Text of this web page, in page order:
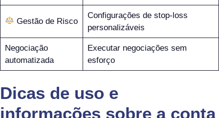
Gestão de Risco
Configurações de stop-loss
personalizáveis
Negociação
automatizada
Executar negociações sem
esforço
Dicas de uso e
informações sobre a conta